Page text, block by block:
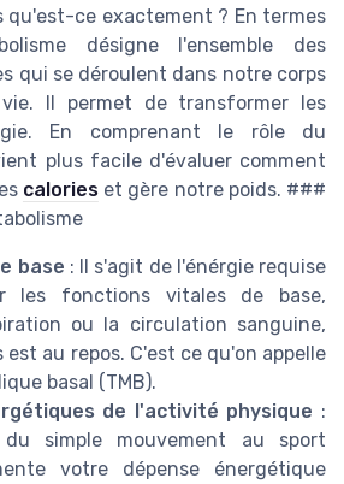
qu'est-ce exactement ? En termes
désigne l'ensemble des
qui se déroulent dans notre corps
Il permet de transformer les
En comprenant le rôle du
plus facile d'évaluer comment
calorieset gère notre poids. ###
base : Il s'agit de l'énérgie requise
les fonctions vitales de base,
ou la circulation sanguine,
est au repos. C'est ce qu'on appelle
basal (TMB).
de l'activité physique :
simple mouvement au sport
votre dépense énergétique